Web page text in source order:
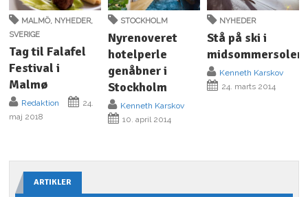
MALMÖ, NYHEDER,
SVERIGE
Tag til Falafel
Festival i
Malmø
Redaktion
24.
maj 2018
STOCKHOLM
Nyrenoveret
hotelperle
genåbner i
Stockholm
Kenneth Karskov
10. april 2014
NYHEDER
Stå på ski i
midsommersolen
Kenneth Karskov
24. marts 2014
ARTIKLER